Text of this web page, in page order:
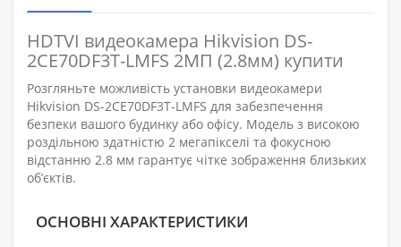
HDTVI видеокамера Hikvision DS-
2CE70DF3T-LMFS 2МП (2.8мм) купити
Розгляньте можливість установки видеокамери
Hikvision DS-2CE70DF3T-LMFS для забезпечення
безпеки вашого будинку або офісу. Модель з високою
роздільною здатністю 2 мегапікселі та фокусною
відстанню 2.8 мм гарантує чітке зображення близьких
об’єктів.
ОСНОВНІ ХАРАКТЕРИСТИКИ